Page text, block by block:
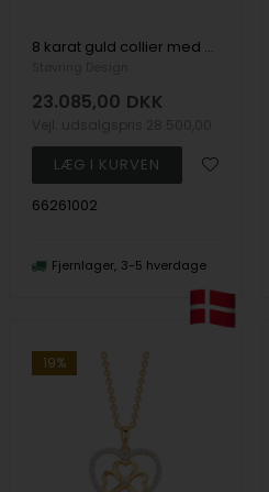
8 karat guld collier med zirkonia, 45 cm
23.085,00 DKK
66261002
Fjernlager 3-5 hverdage
19%